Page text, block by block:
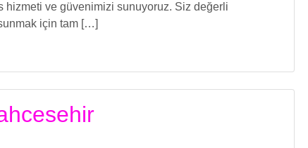
ve güvenimizi sunuyoruz. Siz değerli
için tam […]